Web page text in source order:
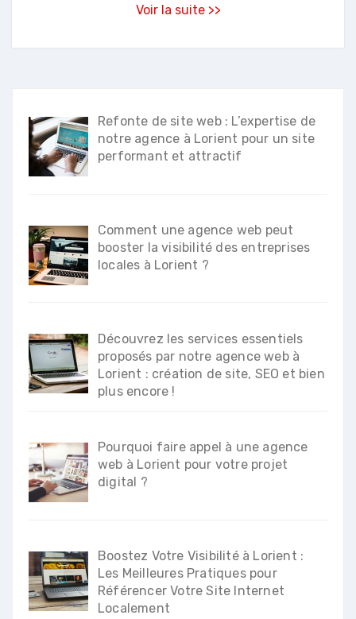
Voir la suite >>
Refonte de site web : L’expertise de
notre agence à Lorient pour un site
performant et attractif
Comment une agence web peut
booster la visibilité des entreprises
locales à Lorient ?
Découvrez les services essentiels
proposés par notre agence web à
Lorient : création de site, SEO et bien
plus encore !
Pourquoi faire appel à une agence
web à Lorient pour votre projet
digital ?
Boostez Votre Visibilité à Lorient :
Les Meilleures Pratiques pour
Référencer Votre Site Internet
Localement